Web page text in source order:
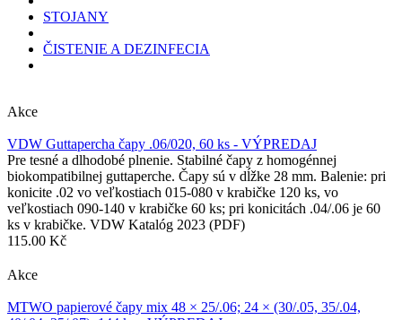
STOJANY
ČISTENIE A DEZINFECIA
Akce
VDW Guttapercha čapy .06/020, 60 ks - VÝPREDAJ
Pre tesné a dlhodobé plnenie. Stabilné čapy z homogénnej
biokompatibilnej guttaperche. Čapy sú v dĺžke 28 mm. Balenie: pri
konicite .02 vo veľkostiach 015-080 v krabičke 120 ks, vo
veľkostiach 090-140 v krabičke 60 ks; pri konicitách .04/.06 je 60
ks v krabičke. VDW Katalóg 2023 (PDF)
115.00 Kč
Akce
MTWO papierové čapy mix 48 × 25/.06; 24 × (30/.05, 35/.04,